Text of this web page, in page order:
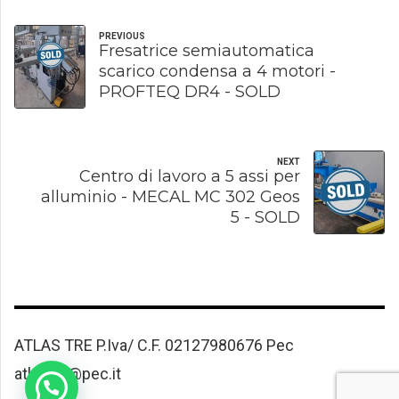
PREVIOUS
Fresatrice semiautomatica
scarico condensa a 4 motori -
PROFTEQ DR4 - SOLD
NEXT
Centro di lavoro a 5 assi per
alluminio - MECAL MC 302 Geos
5 - SOLD
ATLAS TRE P.Iva/ C.F. 02127980676 Pec
atlastre@pec.it